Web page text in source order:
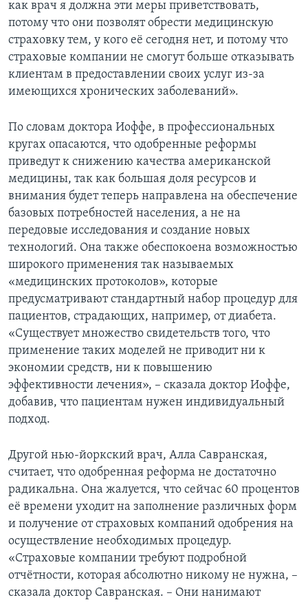
как врач я должна эти меры приветствовать,
потому что они позволят обрести медицинскую
страховку тем, у кого её сегодня нет, и потому что
страховые компании не смогут больше отказывать
клиентам в предоставлении своих услуг из-за
имеющихся хронических заболеваний».
По словам доктора Иоффе, в профессиональных
кругах опасаются, что одобренные реформы
приведут к снижению качества американской
медицины, так как большая доля ресурсов и
внимания будет теперь направлена на обеспечение
базовых потребностей населения, а не на
передовые исследования и создание новых
технологий. Она также обеспокоена возможностью
широкого применения так называемых
«медицинских протоколов», которые
предусматривают стандартный набор процедур для
пациентов, страдающих, например, от диабета.
«Существует множество свидетельств того, что
применение таких моделей не приводит ни к
экономии средств, ни к повышению
эффективности лечения», – сказала доктор Иоффе,
добавив, что пациентам нужен индивидуальный
подход.
Другой нью-йоркский врач, Алла Савранская,
считает, что одобренная реформа не достаточно
радикальна. Она жалуется, что сейчас 60 процентов
её времени уходит на заполнение различных форм
и получение от страховых компаний одобрения на
осуществление необходимых процедур.
«Страховые компании требуют подробной
отчётности, которая абсолютно никому не нужна, –
сказала доктор Савранская. – Они нанимают